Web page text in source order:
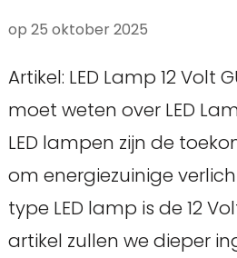
op 25 oktober 2025
Artikel: LED Lamp 12 Volt
moet weten over LED
LED lampen zijn de
om energiezuinige
type LED lamp is de 12
artikel zullen we dieper